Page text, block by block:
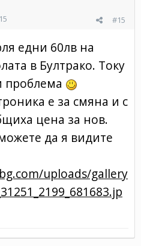
#15
едни 60лв на
в Бултрако. Току
проблема
е за смяна и с
цена за нов.
да я видите
uploads/gallery